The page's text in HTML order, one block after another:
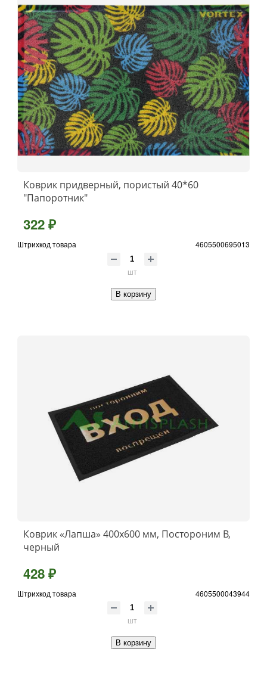
Коврик придверный, пористый 40*60
"Папоротник"
322 ₽
Штрихкод товара 4605500695013
шт
В корзину
Коврик «Лапша» 400x600 мм, Постороним В,
черный
428 ₽
Штрихкод товара 4605500043944
шт
В корзину